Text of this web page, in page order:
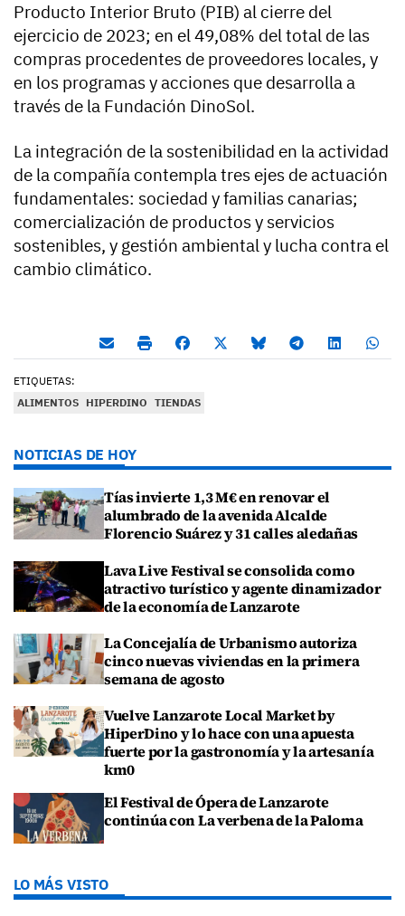
Producto Interior Bruto (PIB) al cierre del
ejercicio de 2023; en el 49,08% del total de las
compras procedentes de proveedores locales, y
en los programas y acciones que desarrolla a
través de la Fundación DinoSol.
La integración de la sostenibilidad en la actividad
de la compañía contempla tres ejes de actuación
fundamentales: sociedad y familias canarias;
comercialización de productos y servicios
sostenibles, y gestión ambiental y lucha contra el
cambio climático.
ETIQUETAS:
ALIMENTOS HIPERDINO TIENDAS
NOTICIAS DE HOY
Tías invierte 1,3 M€ en renovar el
alumbrado de la avenida Alcalde
Florencio Suárez y 31 calles aledañas
Lava Live Festival se consolida como
atractivo turístico y agente dinamizador
de la economía de Lanzarote
La Concejalía de Urbanismo autoriza
cinco nuevas viviendas en la primera
semana de agosto
Vuelve Lanzarote Local Market by
HiperDino y lo hace con una apuesta
fuerte por la gastronomía y la artesanía
km0
El Festival de Ópera de Lanzarote
continúa con La verbena de la Paloma
LO MÁS VISTO